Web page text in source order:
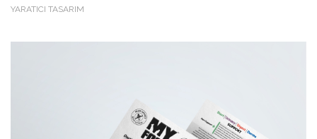
YARATICI TASARIM